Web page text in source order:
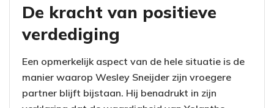
De kracht van positieve
verdediging
Een opmerkelijk aspect van de hele situatie is de
manier waarop Wesley Sneijder zijn vroegere
partner blijft bijstaan. Hij benadrukt in zijn